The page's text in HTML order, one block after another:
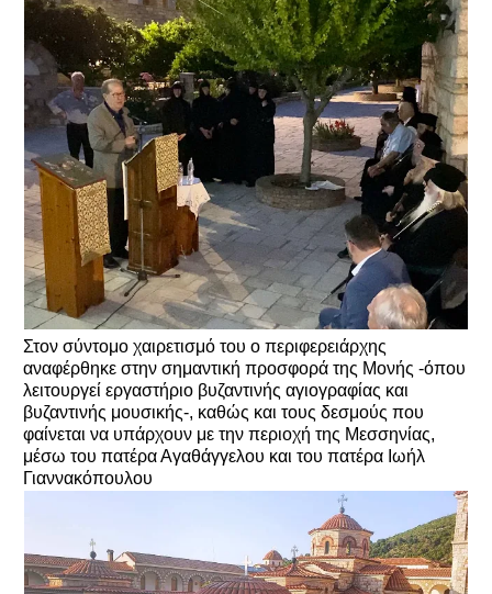
Στον σύντομο χαιρετισμό του ο περιφερειάρχης
αναφέρθηκε στην σημαντική προσφορά της Μονής -όπου
λειτουργεί εργαστήριο βυζαντινής αγιογραφίας και
βυζαντινής μουσικής-, καθώς και τους δεσμούς που
φαίνεται να υπάρχουν με την περιοχή της Μεσσηνίας,
μέσω του πατέρα Αγαθάγγελου και του πατέρα Ιωήλ
Γιαννακόπουλου